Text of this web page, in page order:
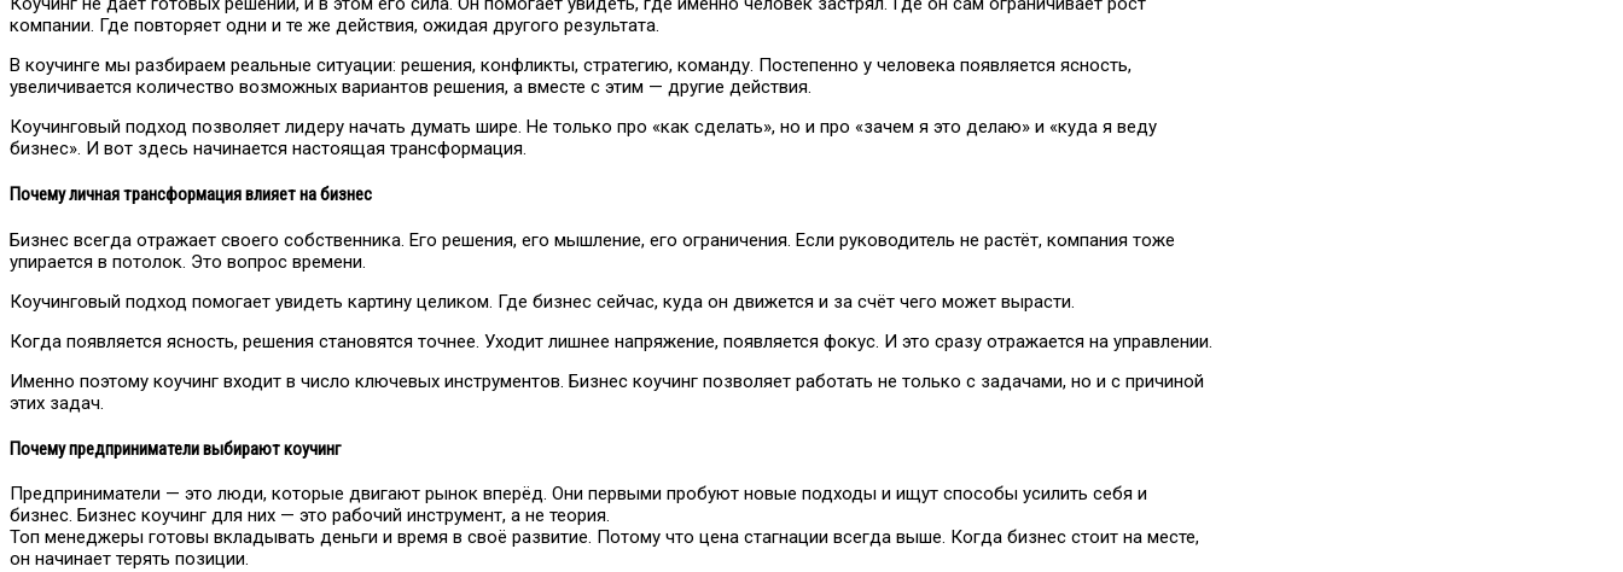
компании. Где повторяет одни и те же действия, ожидая другого результата.
В коучинге мы разбираем реальные ситуации: решения, конфликты, стратегию, команду. Постепенно у человека появляется ясность,
увеличивается количество возможных вариантов решения, а вместе с этим — другие действия.
Коучинговый подход позволяет лидеру начать думать шире. Не только про «как сделать», но и про «зачем я это делаю» и «куда я веду
бизнес». И вот здесь начинается настоящая трансформация.
Почему личная трансформация влияет на бизнес
Бизнес всегда отражает своего собственника. Его решения, его мышление, его ограничения. Если руководитель не растёт, компания тоже
упирается в потолок. Это вопрос времени.
Коучинговый подход помогает увидеть картину целиком. Где бизнес сейчас, куда он движется и за счёт чего может вырасти.
Когда появляется ясность, решения становятся точнее. Уходит лишнее напряжение, появляется фокус. И это сразу отражается на управлении.
Именно поэтому коучинг входит в число ключевых инструментов. Бизнес коучинг позволяет работать не только с задачами, но и с причиной
этих задач.
Почему предприниматели выбирают коучинг
Предприниматели — это люди, которые двигают рынок вперёд. Они первыми пробуют новые подходы и ищут способы усилить себя и
бизнес. Бизнес коучинг для них — это рабочий инструмент, а не теория.
Топ менеджеры готовы вкладывать деньги и время в своё развитие. Потому что цена стагнации всегда выше. Когда бизнес стоит на месте,
он начинает терять позиции.